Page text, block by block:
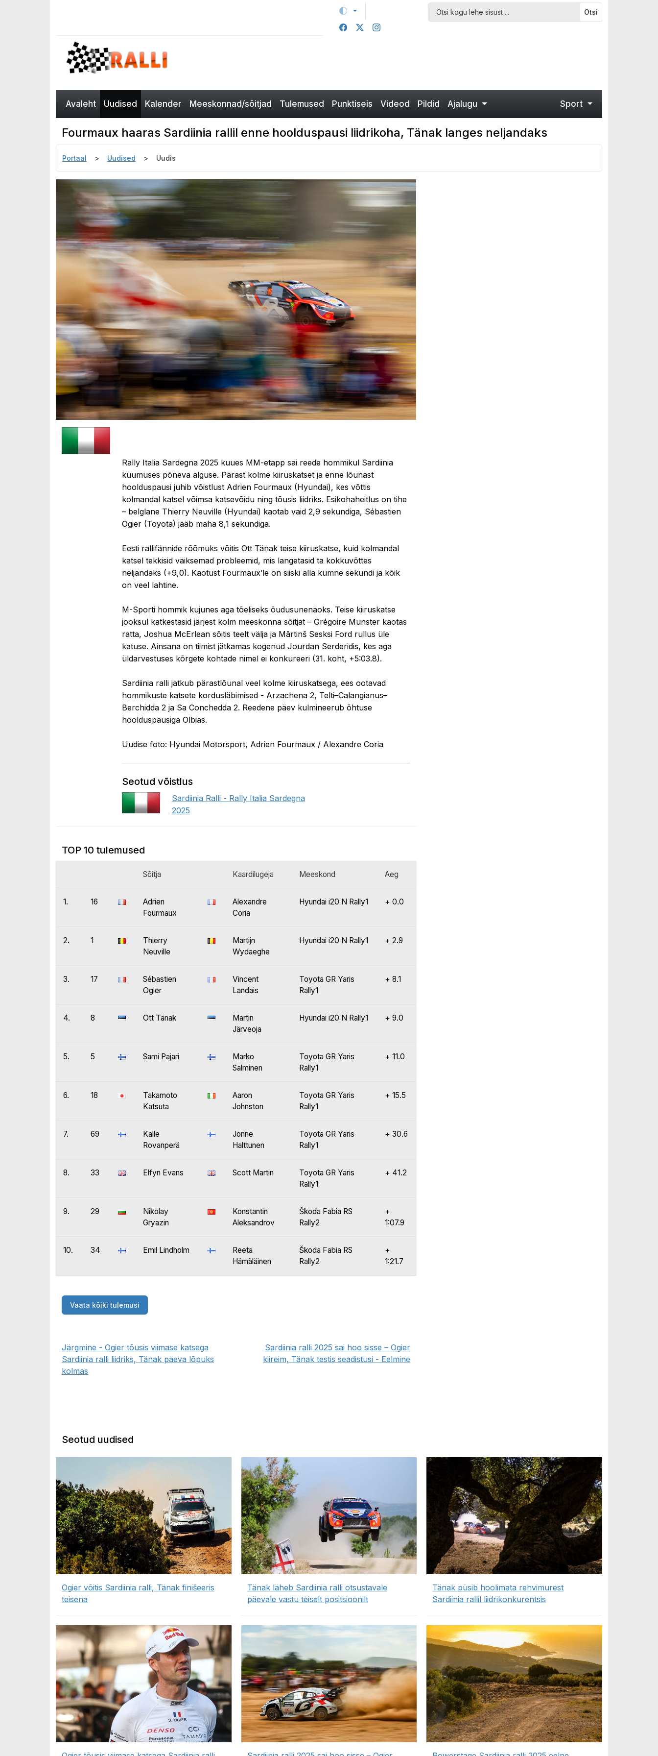
Otsi
Avaleht Uudised Kalender Meeskonnad/sõitjad Tulemused Punktiseis Videod Pildid Ajalugu Sport
Fourmaux haaras Sardiinia rallil enne hoolduspausi liidrikoha, Tänak langes neljandaks
Portaal Uudised Uudis
Rally Italia Sardegna 2025 kuues MM-etapp sai reede hommikul Sardiinia
kuumuses põneva alguse. Pärast kolme kiiruskatset ja enne lõunast
hoolduspausi juhib võistlust Adrien Fourmaux (Hyundai), kes võttis
kolmandal katsel võimsa katsevõidu ning tõusis liidriks. Esikohaheitlus on tihe
– belglane Thierry Neuville (Hyundai) kaotab vaid 2,9 sekundiga, Sébastien
Ogier (Toyota) jääb maha 8,1 sekundiga.
Eesti rallifännide rõõmuks võitis Ott Tänak teise kiiruskatse, kuid kolmandal
katsel tekkisid väiksemad probleemid, mis langetasid ta kokkuvõttes
neljandaks (+9,0). Kaotust Fourmaux’le on siiski alla kümne sekundi ja kõik
on veel lahtine.
M-Sporti hommik kujunes aga tõeliseks õudusunenäoks. Teise kiiruskatse
jooksul katkestasid järjest kolm meeskonna sõitjat – Grégoire Munster kaotas
ratta, Joshua McErlean sõitis teelt välja ja Mārtinš Sesksi Ford rullus üle
katuse. Ainsana on tiimist jätkamas kogenud Jourdan Serderidis, kes aga
üldarvestuses kõrgete kohtade nimel ei konkureeri (31. koht, +5:03.8).
Sardiinia ralli jätkub pärastlõunal veel kolme kiiruskatsega, ees ootavad
hommikuste katsete kordusläbimised - Arzachena 2, Telti–Calangianus–
Berchidda 2 ja Sa Conchedda 2. Reedene päev kulmineerub õhtuse
hoolduspausiga Olbias.
Uudise foto: Hyundai Motorsport, Adrien Fourmaux / Alexandre Coria
Seotud võistlus
Sardiinia Ralli - Rally Italia Sardegna
2025
TOP 10 tulemused
Sõitja Kaardilugeja Meeskond Aeg
1. 16
Adrien
Fourmaux
Alexandre
Coria
Hyundai i20 N Rally1 + 0.0
2. 1
Thierry
Neuville
Martijn
Wydaeghe
Hyundai i20 N Rally1 + 2.9
3. 17
Sébastien
Ogier
Vincent
Landais
Toyota GR Yaris
Rally1
+ 8.1
4. 8 Ott Tänak
Martin
Järveoja
Hyundai i20 N Rally1 + 9.0
5. 5 Sami Pajari
Marko
Salminen
Toyota GR Yaris
Rally1
+ 11.0
6. 18
Takamoto
Katsuta
Aaron
Johnston
Toyota GR Yaris
Rally1
+ 15.5
7. 69
Kalle
Rovanperä
Jonne
Halttunen
Toyota GR Yaris
Rally1
+ 30.6
8. 33 Elfyn Evans Scott Martin
Toyota GR Yaris
Rally1
+ 41.2
9. 29
Nikolay
Gryazin
Konstantin
Aleksandrov
Škoda Fabia RS
Rally2
+
1:07.9
10. 34 Emil Lindholm
Reeta
Hämäläinen
Škoda Fabia RS
Rally2
+
1:21.7
Vaata kõiki tulemusi
Järgmine - Ogier tõusis viimase katsega
Sardiinia ralli liidriks, Tänak päeva lõpuks
kolmas
Sardiinia ralli 2025 sai hoo sisse – Ogier
kiireim, Tänak testis seadistusi - Eelmine
Seotud uudised
Ogier võitis Sardiinia ralli, Tänak finišeeris
teisena
Tänak läheb Sardiinia ralli otsustavale
päevale vastu teiselt positsioonilt
Tänak püsib hoolimata rehvimurest
Sardiinia rallil liidrikonkurentsis